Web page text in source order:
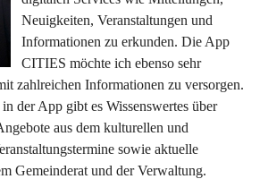
Neuigkeiten, Veranstaltungen und
Informationen zu erkunden. Die App
CITIES möchte ich ebenso sehr
zahlreichen Informationen zu versorgen.
der App gibt es Wissenswertes über
aus dem kulturellen und
sowie aktuelle
Gemeinderat und der Verwaltung.